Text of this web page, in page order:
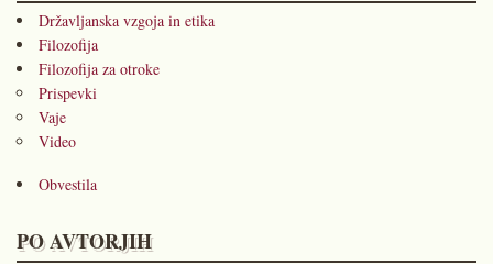
Državljanska vzgoja in etika
Filozofija
Filozofija za otroke
Prispevki
Vaje
Video
Obvestila
PO AVTORJIH